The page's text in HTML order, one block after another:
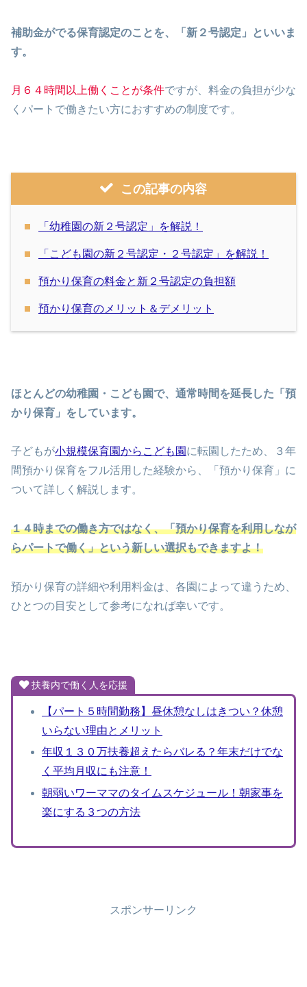
補助金がでる保育認定のことを、「新２号認定」といいま
す。
月６４時間以上働くことが条件ですが、料金の負担が少な
くパートで働きたい方におすすめの制度です。
この記事の内容
「幼稚園の新２号認定」を解説！
「こども園の新２号認定・２号認定」を解説！
預かり保育の料金と新２号認定の負担額
預かり保育のメリット＆デメリット
ほとんどの幼稚園・こども園で、通常時間を延長した「預
かり保育」をしています。
子どもが小規模保育園からこども園 に転園したため、３年
間預かり保育をフル活用した経験から、「預かり保育」に
ついて詳しく解説します。
１４時までの働き方ではなく、「預かり保育を利用しなが
らパートで働く」という新しい選択もできますよ！
預かり保育の詳細や利用料金は、各園によって違うため、
ひとつの目安として参考になれば幸いです。
扶養内で働く人を応援
【パート５時間勤務】昼休憩なしはきつい？休憩
いらない理由とメリット
年収１３０万扶養超えたらバレる？年末だけでな
く平均月収にも注意！
朝弱いワーママのタイムスケジュール！朝家事を
楽にする３つの方法
スポンサーリンク